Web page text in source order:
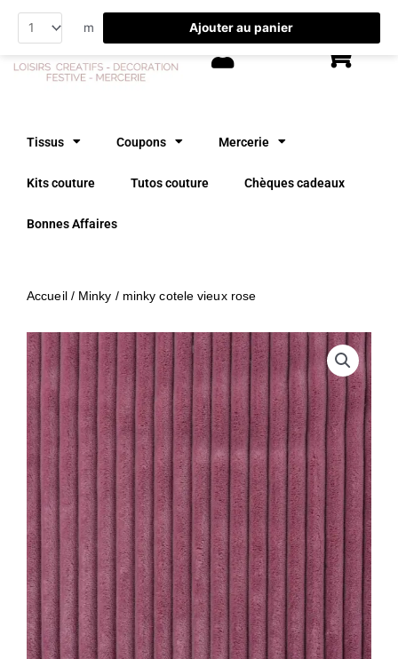
contenu
Tissus Coupons Mercerie
Kits couture Tutos couture Chèques cadeaux
Bonnes Affaires
Accueil/ Minky / minky cotele vieux rose
m Ajouter au panier